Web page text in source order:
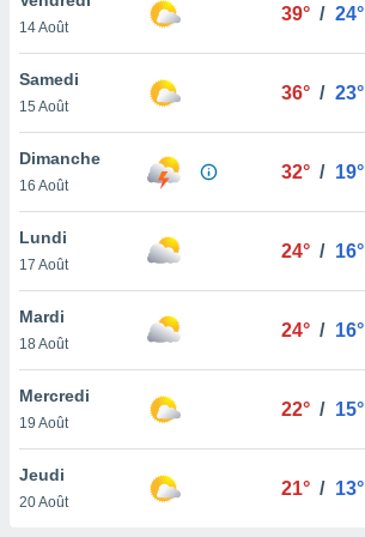
et
»,
au
vous
qu'ils
ou
le
ainsi
un
la
du
14 Août
39° / 24°
Samedi
15 Août
36° / 23°
Dimanche
16 Août
32° / 19°
Lundi
17 Août
24° / 16°
Mardi
18 Août
24° / 16°
Mercredi
19 Août
22° / 15°
Jeudi
20 Août
21° / 13°